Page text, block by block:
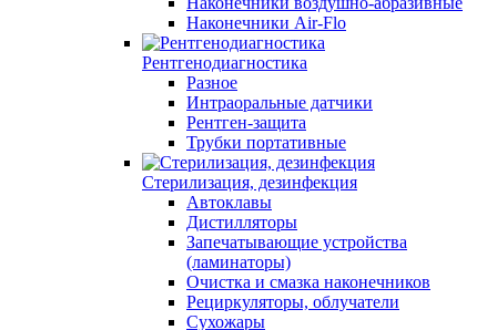
Наконечники Air-Flo
Рентгенодиагностика
Разное
Интраоральные датчики
Рентген-защита
Трубки портативные
Стерилизация, дезинфекция
Автоклавы
Дистилляторы
Запечатывающие устройства
(ламинаторы)
Очистка и смазка наконечников
Рециркуляторы, облучатели
Сухожары